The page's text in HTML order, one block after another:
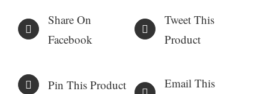
Share On
Facebook
Tweet This
Product
Pin This Product
Email This